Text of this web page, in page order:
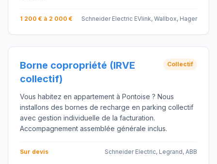
1 200 € à 2 000 € Schneider Electric EVlink, Wallbox, Hager
Borne copropriété (IRVE
collectif)
Collectif
Vous habitez en appartement à Pontoise ? Nous
installons des bornes de recharge en parking collectif
avec gestion individuelle de la facturation.
Accompagnement assemblée générale inclus.
Sur devis Schneider Electric, Legrand, ABB